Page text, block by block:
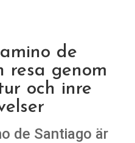
de
resa genom
och inre
de Santiago är